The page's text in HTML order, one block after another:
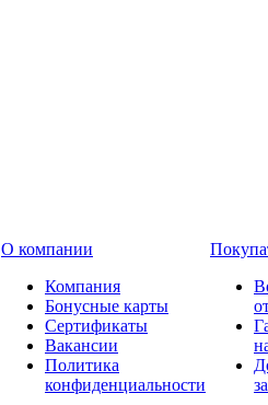
О компании
Компания
Бонусные карты
Сертификаты
Вакансии
Политика
конфиденциальности